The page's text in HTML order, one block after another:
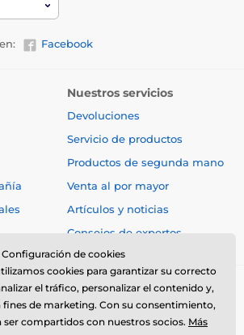
Facebook
Nuestros servicios
Devoluciones
Servicio de productos
Productos de segunda mano
Venta al por mayor
Artículos y noticias
Consejos de expertos
Configuración de cookies
cookies para garantizar su correcto
el tráfico, personalizar el contenido y,
de marketing. Con su consentimiento,
ser compartidos con nuestros socios. Más